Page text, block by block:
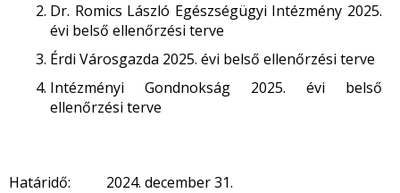
Dr. Romics László Egészségügyi Intézmény 2025.
évi belső ellenőrzési terve
Érdi Városgazda 2025. évi belső ellenőrzési terve
Intézményi Gondnokság 2025. évi belső
ellenőrzési terve
Határidő: 2024. december 31.